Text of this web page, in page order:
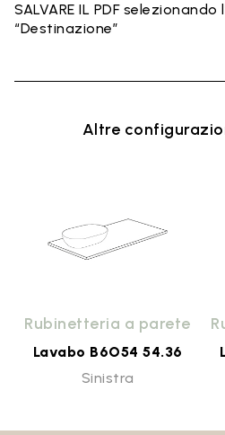
SALVARE IL PDF
“Destinazione”
Altre
Rubinetteria a parete
Lavabo B6O54 54.36
Sinistra